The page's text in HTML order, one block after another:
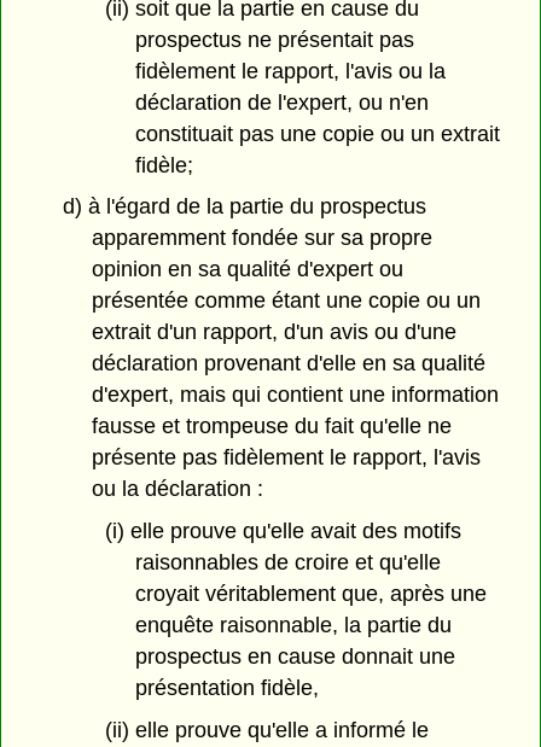
(ii) soit que la partie en cause du
prospectus ne présentait pas
fidèlement le rapport, l'avis ou la
déclaration de l'expert, ou n'en
constituait pas une copie ou un extrait
fidèle;
d) à l'égard de la partie du prospectus
apparemment fondée sur sa propre
opinion en sa qualité d'expert ou
présentée comme étant une copie ou un
extrait d'un rapport, d'un avis ou d'une
déclaration provenant d'elle en sa qualité
d'expert, mais qui contient une information
fausse et trompeuse du fait qu'elle ne
présente pas fidèlement le rapport, l'avis
ou la déclaration :
(i) elle prouve qu'elle avait des motifs
raisonnables de croire et qu'elle
croyait véritablement que, après une
enquête raisonnable, la partie du
prospectus en cause donnait une
présentation fidèle,
(ii) elle prouve qu'elle a informé le